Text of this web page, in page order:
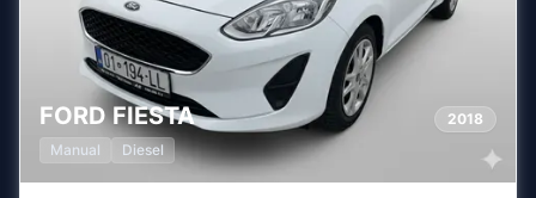
FORD FIESTA
2018
Manual
Diesel